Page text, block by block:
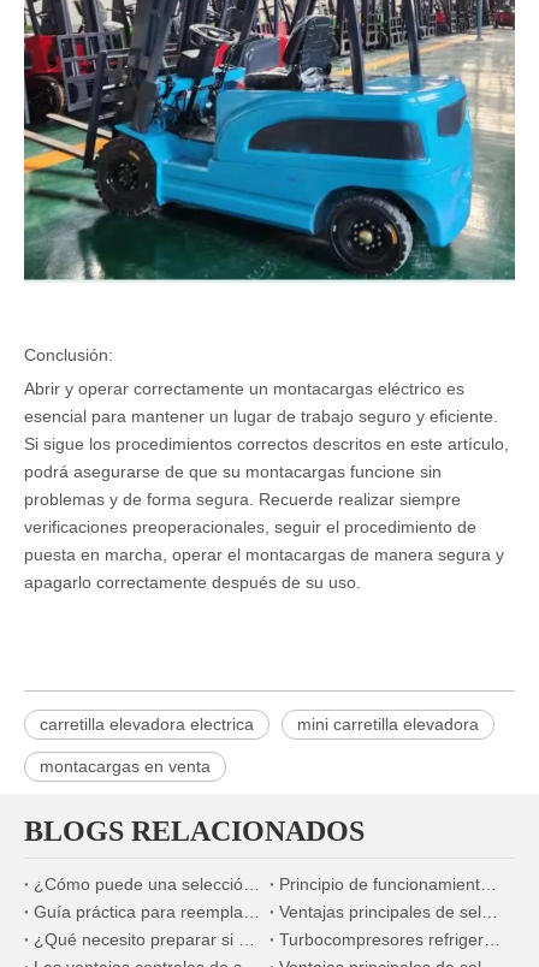
Conclusión:
Abrir y operar correctamente un montacargas eléctrico es
esencial para mantener un lugar de trabajo seguro y eficiente.
Si sigue los procedimientos correctos descritos en este artículo,
podrá asegurarse de que su montacargas funcione sin
problemas y de forma segura. Recuerde realizar siempre
verificaciones preoperacionales, seguir el procedimiento de
puesta en marcha, operar el montacargas de manera segura y
apagarlo correctamente después de su uso.
carretilla elevadora electrica mini carretilla elevadora
montacargas en venta
BLOGS RELACIONADOS